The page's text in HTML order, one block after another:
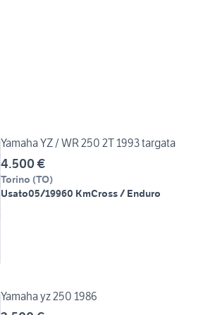
Yamaha YZ / WR 250 2T 1993 targata
4.500 €
Torino (TO)
Usato05/19960 KmCross / Enduro
Yamaha yz 250 1986